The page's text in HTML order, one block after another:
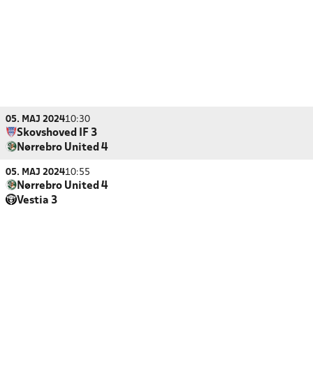
05. MAJ 202410:30
Skovshoved IF 3
Nørrebro United 4
05. MAJ 202410:55
Nørrebro United 4
Vestia 3